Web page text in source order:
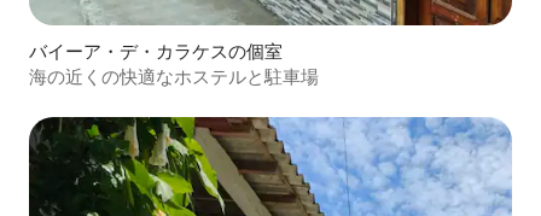
バイーア・デ・カラケスの個室
海の近くの快適なホステルと駐車場